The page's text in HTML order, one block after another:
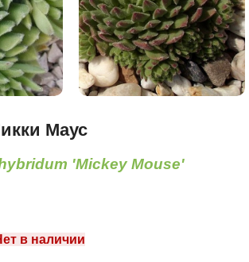
Маус
'Mickey Mouse'
в наличии